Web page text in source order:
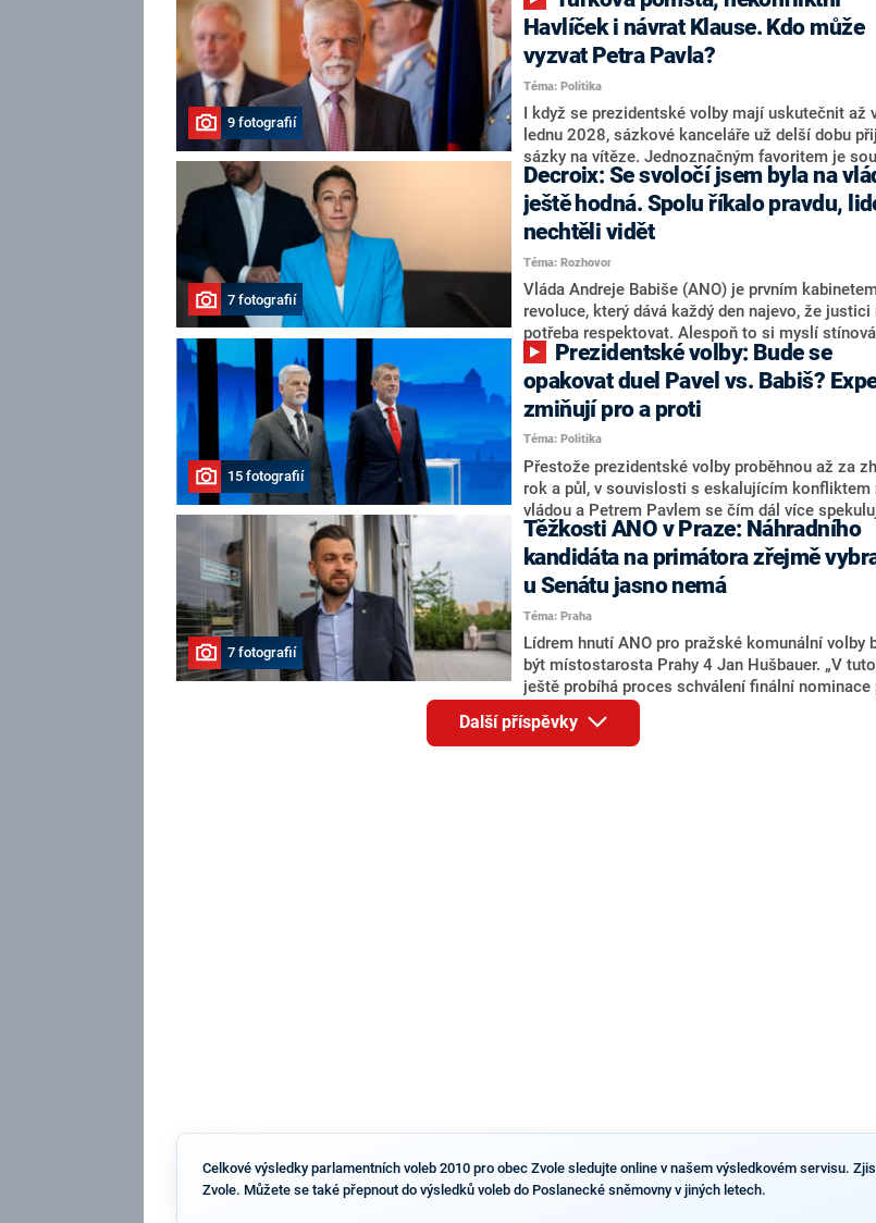
Martin Kuba. Konkrétní nebyl, ale získat by takto
například senátora Zdeňka Hrabu, který je dnes
součástí klubu ODS a TOP 09. Hraba to na dotaz
redakce nevyloučil. Předseda klubu senátorů ODS
Zdeněk Nytra redakci řekl, že počítá s
některých senátorů z klubu a že Naše Česko
nepřítel, ale soupeř.
9 fotografií
Havlíček i návrat Klause. Kdo může
vyzvat Petra Pavla?
Téma: Politika
I když se prezidentské volby mají uskutečnit až
lednu 2028, sázkové kanceláře už delší dobu
sázky na vítěze. Jednoznačným favoritem je
hlava státu Petr Pavel. Daleko za ním pak
zmiňují dva výrazné politiky ANO, tedy premiéra
Andreje Babiše a ministra průmyslu Karla
Oblíbeným tipem samotných sázkařů je poslanec
Motoristy Filip Turek. Politolog Jan Kubáček
o případné kandidatuře kohokoliv ze zmíněné
značně pochybuje. Podle něj současná koalice
nemá osobu, která by Pavlovi mohla konkurovat.
7 fotografií
Decroix: Se svoločí jsem byla na
ještě hodná. Spolu říkalo pravdu,
nechtěli vidět
Téma: Rozhovor
Vláda Andreje Babiše (ANO) je prvním
revoluce, který dává každý den najevo, že justici
potřeba respektovat. Alespoň to si myslí stínová
ministryně spravedlnosti ODS Eva Decroix. V
rozhovoru pro CNN Prima NEWS si nebrala
ohledně politického výkonu svého nástupce
Tejce (za ANO) či vládní zmocněnkyně pro lidská
práva Taťány Malé (ANO). Označením „svoloč“ na
adresu vlády prý byla ještě hodná. Decroix se
vrátila k volební porážce koalice Spolu či
hnutí Naše Česko Martina Kuby.
15 fotografií
opakovat duel Pavel vs. Babiš?
zmiňují pro a proti
Téma: Politika
Přestože prezidentské volby proběhnou až za
rok a půl, v souvislosti s eskalujícím konfliktem
vládou a Petrem Pavlem se čím dál více
tom, koho by do bitvy o Hrad mohla vyslat
koalice. Někteří političtí komentátoři znovu
jméno premiéra Andreje Babiše (ANO). Jak moc
pravděpodobné, že se v prezidentských volbách
bude znovu opakovat souboj z roku 2023?
7 fotografií
Těžkosti ANO v Praze: Náhradního
kandidáta na primátora zřejmě
u Senátu jasno nemá
Téma: Praha
Lídrem hnutí ANO pro pražské komunální volby
být místostarosta Prahy 4 Jan Hušbauer. „V
ještě probíhá proces schválení finální nominace
Jana Hušbauera Výborem hnutí ANO,“ uvedl pro
redakci místopředseda pražského ANO Martin
Benkovič. O Hušbauerovi se spekulovalo jako o
Další příspěvky
Celkové výsledky parlamentních voleb 2010 pro obec Zvole sledujte online v našem výsledkovém servisu.
Zvole. Můžete se také přepnout do výsledků voleb do Poslanecké sněmovny v jiných letech.